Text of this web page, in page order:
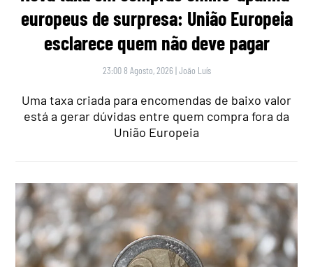
europeus de surpresa: União Europeia
esclarece quem não deve pagar
23:00 8 Agosto, 2026 |João Luís
Uma taxa criada para encomendas de baixo valor
está a gerar dúvidas entre quem compra fora da
União Europeia